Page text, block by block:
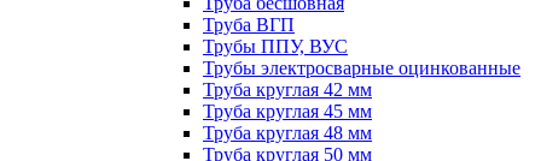
Труба ВГП
Трубы ППУ, ВУС
Трубы электросварные оцинкованные
Труба круглая 42 мм
Труба круглая 45 мм
Труба круглая 48 мм
Труба круглая 50 мм